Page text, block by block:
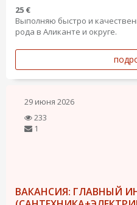
25 €
Выполняю быстро и
рода в Аликанте и округе.
29 июня 2026
233
1
ВАКАНСИЯ: ГЛАВНЫЙ